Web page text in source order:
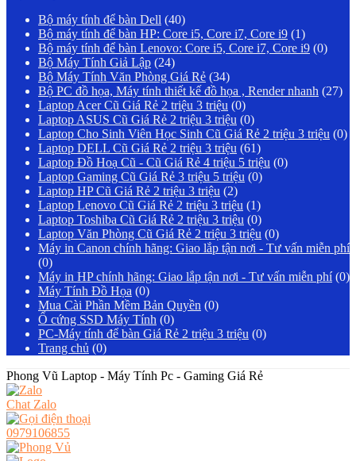
Bộ máy tính để bàn Dell (40)
Bộ máy tính để bàn HP: Core i5, Core i7, Core i9 (1)
Bộ máy tính để bàn Lenovo: Core i5, Core i7, Core i9 (0)
Bộ Máy Tính Giả Lập (24)
Bộ Máy Tính Văn Phòng Giá Rẻ (34)
Bộ PC đồ họa, Máy tính thiết kế đồ họa , Render nhanh (27)
Laptop Acer Cũ Giá Rẻ 2 triệu 3 triệu (0)
Laptop ASUS Cũ Giá Rẻ 2 triệu 3 triệu (0)
Laptop Cho Sinh Viên Học Sinh Cũ Giá Rẻ 2 triệu 3 triệu (0)
Laptop DELL Cũ Giá Rẻ 2 triệu 3 triệu (61)
Laptop Đồ Hoạ Cũ - Cũ Giá Rẻ 4 triệu 5 triệu (0)
Laptop Gaming Cũ Giá Rẻ 3 triệu 5 triệu (0)
Laptop HP Cũ Giá Rẻ 2 triệu 3 triệu (2)
Laptop Lenovo Cũ Giá Rẻ 2 triệu 3 triệu (1)
Laptop Toshiba Cũ Giá Rẻ 2 triệu 3 triệu (0)
Laptop Văn Phòng Cũ Giá Rẻ 2 triệu 3 triệu (0)
Máy in Canon chính hãng: Giao lắp tận nơi - Tư vấn miễn phí
(0)
Máy in HP chính hãng: Giao lắp tận nơi - Tư vấn miễn phí (0)
Máy Tính Đồ Họa (0)
Mua Cài Phần Mềm Bản Quyền (0)
Ổ cứng SSD Máy Tính (0)
PC-Máy tính để bàn Giá Rẻ 2 triệu 3 triệu (0)
Trang chủ (0)
Phong Vũ Laptop - Máy Tính Pc - Gaming Giá Rẻ
Chat Zalo
0979106855